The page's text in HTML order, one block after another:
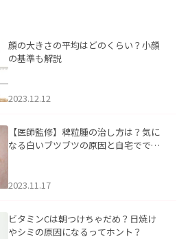
顔の大きさの平均はどのくらい？小顔
の基準も解説
2023.12.12
【医師監修】稗粒腫の治し方は？気に
なる白いブツブツの原因と自宅ででき
2023.11.17
ビタミンCは朝つけちゃだめ？日焼け
やシミの原因になるってホント？